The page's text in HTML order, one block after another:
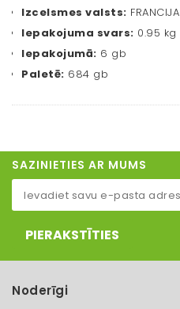
Izcelsmes valsts: FRANCIJA
Iepakojuma svars: 0.95 kg
Iepakojumā: 6 gb
Paletē: 684 gb
SAZINIETIES AR MUMS
PIERAKSTĪTIES
Noderīgi